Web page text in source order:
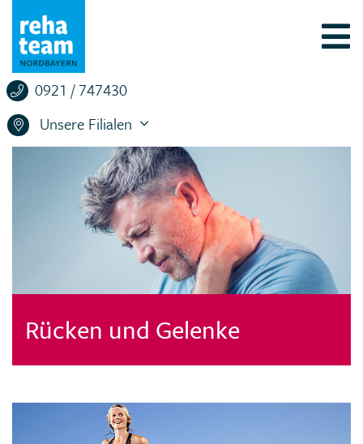
0921 / 747430
Unsere Filialen
Rücken und Gelenke